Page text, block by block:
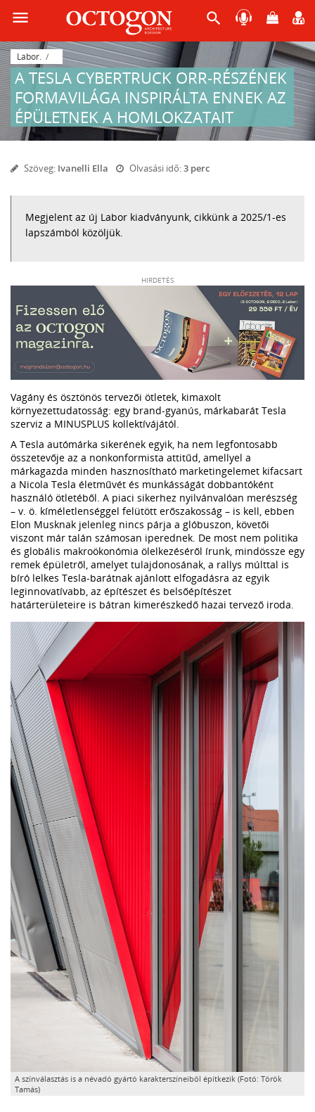
menu search
Labor.
A TESLA CYBERTRUCK ORR-RÉSZÉNEK
FORMAVILÁGA INSPIRÁLTA ENNEK AZ
ÉPÜLETNEK A HOMLOKZATAIT
Szöveg: Ivanelli Ella Olvasási idő:3 perc
Megjelent az új Labor kiadványunk, cikkünk a 2025/1-es
lapszámból közöljük.
HIRDETÉS
Vagány és ösztönös tervezői ötletek, kimaxolt
környezettudatosság: egy brand-gyanús, márkabarát Tesla
szerviz a MINUSPLUS kollektívájától.
A Tesla autómárka sikerének egyik, ha nem legfontosabb
összetevője az a nonkonformista attitűd, amellyel a
márkagazda minden hasznosítható marketingelemet kifacsart
a Nicola Tesla életművét és munkásságát dobbantóként
használó ötletéből. A piaci sikerhez nyilvánvalóan merészség
– v. ö. kíméletlenséggel felütött erőszakosság – is kell, ebben
Elon Musknak jelenleg nincs párja a glóbuszon, követői
viszont már talán számosan iperednek. De most nem politika
és globális makroökonómia ölelkezéséről írunk, mindössze egy
remek épületről, amelyet tulajdonosának, a rallys múlttal is
bíró lelkes Tesla-barátnak ajánlott elfogadásra az egyik
leginnovatívabb, az építészet és belsőépítészet
határterületeire is bátran kimerészkedő hazai tervező iroda.
A színválasztás is a névadó gyártó karakterszíneiből építkezik (Fotó: Török
Tamás)